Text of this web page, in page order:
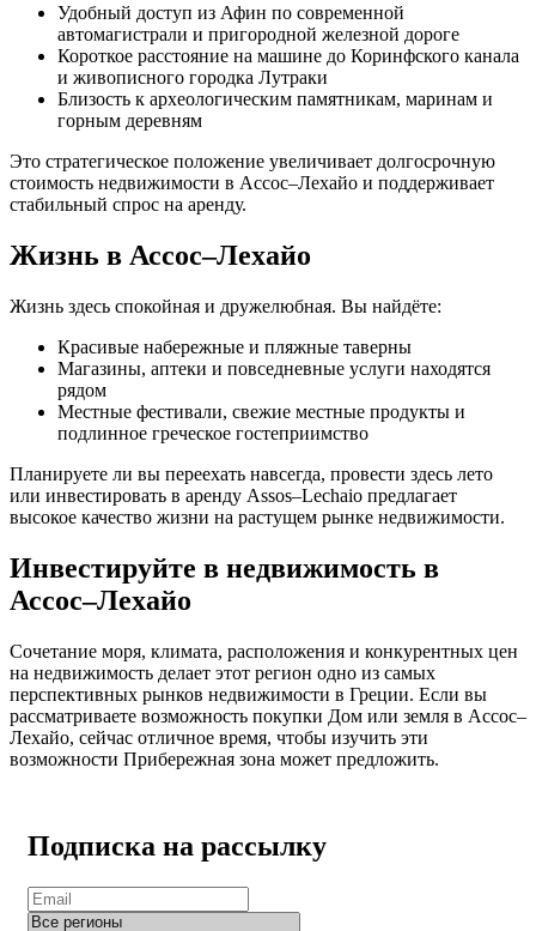
Удобный доступ из Афин по современной
автомагистрали и пригородной железной дороге
Короткое расстояние на машине до Коринфского канала
и живописного городка Лутраки
Близость к археологическим памятникам, маринам и
горным деревням
Это стратегическое положение увеличивает долгосрочную
стоимость недвижимости в Ассос–Лехайо и поддерживает
стабильный спрос на аренду.
Жизнь в Ассос–Лехайо
Жизнь здесь спокойная и дружелюбная. Вы найдёте:
Красивые набережные и пляжные таверны
Магазины, аптеки и повседневные услуги находятся
рядом
Местные фестивали, свежие местные продукты и
подлинное греческое гостеприимство
Планируете ли вы переехать навсегда, провести здесь лето
или инвестировать в аренду Assos–Lechaio предлагает
высокое качество жизни на растущем рынке недвижимости.
Инвестируйте в недвижимость в
Ассос–Лехайо
Сочетание моря, климата, расположения и конкурентных цен
на недвижимость делает этот регион одно из самых
перспективных рынков недвижимости в Греции. Если вы
рассматриваете возможность покупки Дом или земля в Ассос–
Лехайо, сейчас отличное время, чтобы изучить эти
возможности Прибережная зона может предложить.
Подписка на рассылку